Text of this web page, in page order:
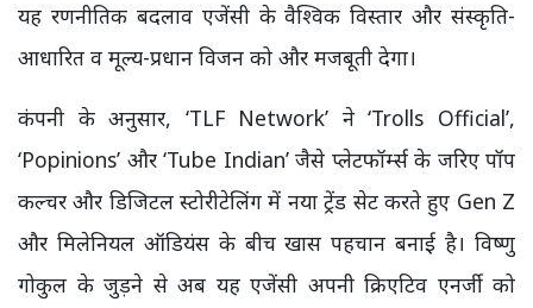
यह रणनीतिक बदलाव एजेंसी के वैश्विक विस्तार और संस्कृति-
आधारित व मूल्य-प्रधान विजन को और मजबूती देगा।
कंपनी के अनुसार, ‘TLF Network’ ने ‘Trolls Official’,
‘Popinions’ और ‘Tube Indian’ जैसे प्लेटफॉर्म्स के जरिए पॉप
कल्चर और डिजिटल स्टोरीटेलिंग में नया ट्रेंड सेट करते हुए Gen Z
और मिलेनियल ऑडियंस के बीच खास पहचान बनाई है। विष्णु
गोकुल के जुड़ने से अब यह एजेंसी अपनी क्रिएटिव एनर्जी को